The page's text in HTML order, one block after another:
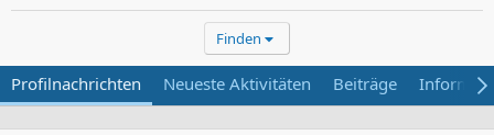
Finden
Profilnachrichten Neueste Aktivitäten Beiträge